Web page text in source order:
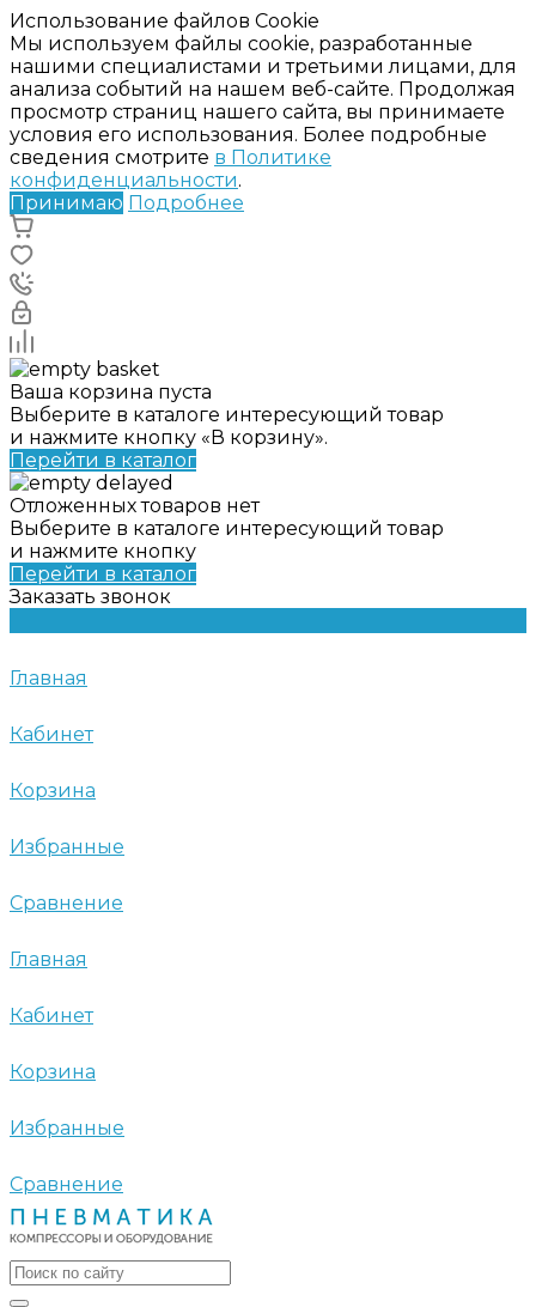
Использование файлов Cookie
Мы используем файлы cookie, разработанные
нашими специалистами и третьими лицами, для
анализа событий на нашем веб-сайте. Продолжая
просмотр страниц нашего сайта, вы принимаете
условия его использования. Более подробные
сведения смотрите в Политике
конфиденциальности.
Принимаю Подробнее
Ваша корзина пуста
Выберите в каталоге интересующий товар
и нажмите кнопку «В корзину».
Перейти в каталог
Отложенных товаров нет
Выберите в каталоге интересующий товар
и нажмите кнопку
Перейти в каталог
Заказать звонок
Главная
Кабинет
Корзина
Избранные
Сравнение
Главная
Кабинет
Корзина
Избранные
Сравнение